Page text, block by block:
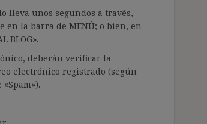
lleva unos segundos a través,
en la barra de MENÚ; o bien, en
BLOG».
deberán verificar la
electrónico registrado (según